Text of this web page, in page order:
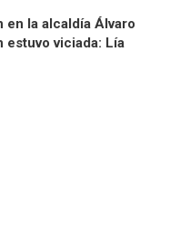
en la alcaldía Álvaro
estuvo viciada: Lía